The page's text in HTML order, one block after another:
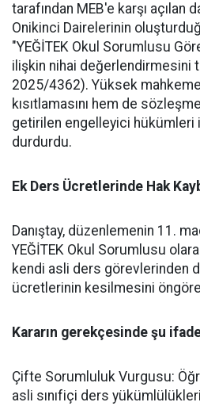
tarafından MEB'e karşı açılan
Onikinci Dairelerinin
"YEĞİTEK Okul Sorumlusu
ilişkin nihai değerlendirmesini
2025/4362). Yüksek
kısıtlamasını hem de
getirilen engelleyici hükümleri
durdurdu.
​Ek Ders Ücretlerinde Hak
​Danıştay, düzenlemenin 11.
YEĞİTEK Okul Sorumlusu
kendi asli ders görevlerinden
ücretlerinin kesilmesini
​Kararın gerekçesinde şu
​Çifte Sorumluluk Vurgusu:
asli sınıfiçi ders